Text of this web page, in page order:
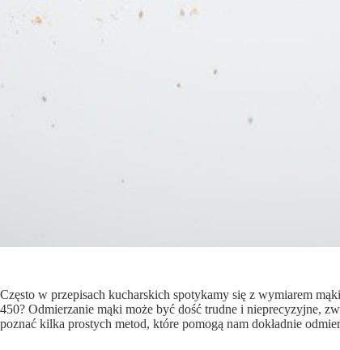
Często w przepisach kucharskich spotykamy się z wymiarem
450? Odmierzanie mąki może być dość trudne i nieprecyzyjne,
poznać kilka prostych metod, które pomogą nam dokładnie